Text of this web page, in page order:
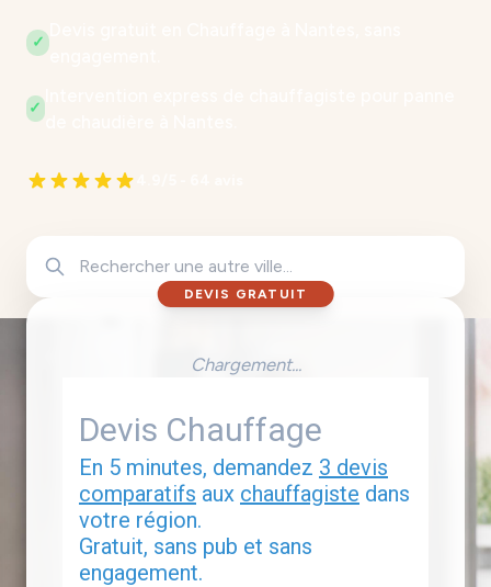
✓
✓
de chaudière à Nantes.
DEVIS GRATUIT
Chargement...
Devis Chauffage
En 5 minutes, demandez 3 devis
comparatifs aux chauffagiste dans
votre région.
Gratuit, sans pub et sans
engagement.